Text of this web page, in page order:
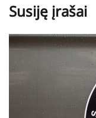
Susiję įrašai